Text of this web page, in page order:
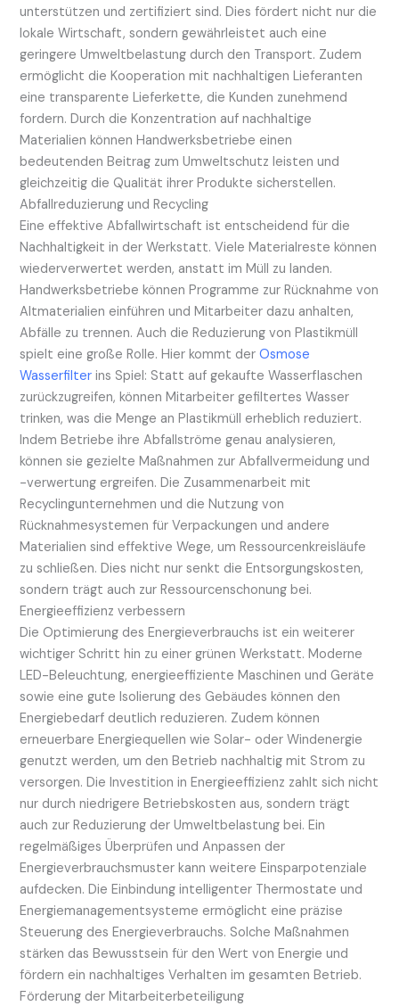
unterstützen und zertifiziert sind. Dies fördert nicht nur die
lokale Wirtschaft, sondern gewährleistet auch eine
geringere Umweltbelastung durch den Transport. Zudem
ermöglicht die Kooperation mit nachhaltigen Lieferanten
eine transparente Lieferkette, die Kunden zunehmend
fordern. Durch die Konzentration auf nachhaltige
Materialien können Handwerksbetriebe einen
bedeutenden Beitrag zum Umweltschutz leisten und
gleichzeitig die Qualität ihrer Produkte sicherstellen.
Abfallreduzierung und Recycling
Eine effektive Abfallwirtschaft ist entscheidend für die
Nachhaltigkeit in der Werkstatt. Viele Materialreste können
wiederverwertet werden, anstatt im Müll zu landen.
Handwerksbetriebe können Programme zur Rücknahme von
Altmaterialien einführen und Mitarbeiter dazu anhalten,
Abfälle zu trennen. Auch die Reduzierung von Plastikmüll
spielt eine große Rolle. Hier kommt derOsmose
Wasserfilter ins Spiel: Statt auf gekaufte Wasserflaschen
zurückzugreifen, können Mitarbeiter gefiltertes Wasser
trinken, was die Menge an Plastikmüll erheblich reduziert.
Indem Betriebe ihre Abfallströme genau analysieren,
können sie gezielte Maßnahmen zur Abfallvermeidung und
-verwertung ergreifen. Die Zusammenarbeit mit
Recyclingunternehmen und die Nutzung von
Rücknahmesystemen für Verpackungen und andere
Materialien sind effektive Wege, um Ressourcenkreisläufe
zu schließen. Dies nicht nur senkt die Entsorgungskosten,
sondern trägt auch zur Ressourcenschonung bei.
Energieeffizienz verbessern
Die Optimierung des Energieverbrauchs ist ein weiterer
wichtiger Schritt hin zu einer grünen Werkstatt. Moderne
LED-Beleuchtung, energieeffiziente Maschinen und Geräte
sowie eine gute Isolierung des Gebäudes können den
Energiebedarf deutlich reduzieren. Zudem können
erneuerbare Energiequellen wie Solar- oder Windenergie
genutzt werden, um den Betrieb nachhaltig mit Strom zu
versorgen. Die Investition in Energieeffizienz zahlt sich nicht
nur durch niedrigere Betriebskosten aus, sondern trägt
auch zur Reduzierung der Umweltbelastung bei. Ein
regelmäßiges Überprüfen und Anpassen der
Energieverbrauchsmuster kann weitere Einsparpotenziale
aufdecken. Die Einbindung intelligenter Thermostate und
Energiemanagementsysteme ermöglicht eine präzise
Steuerung des Energieverbrauchs. Solche Maßnahmen
stärken das Bewusstsein für den Wert von Energie und
fördern ein nachhaltiges Verhalten im gesamten Betrieb.
Förderung der Mitarbeiterbeteiligung